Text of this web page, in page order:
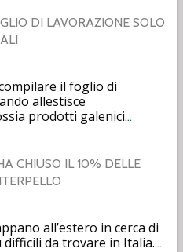
DI LAVORAZIONE SOLO
il foglio di
allestisce
prodotti galenici…
CHIUSO IL 10% DELLE
all’estero in cerca di
da trovare in Italia.…